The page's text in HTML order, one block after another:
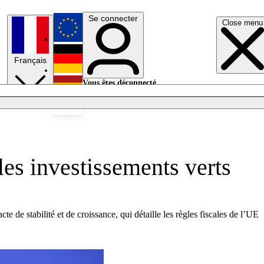
Close menu
Français
English
Deutsch
Se connecter
Vous êtes déconnecté.
investissements verts
de stabilité et de croissance, qui détaille les règles fiscales de l’UE